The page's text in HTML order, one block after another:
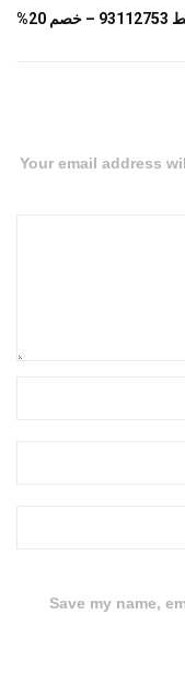
Your email address
Save my name,